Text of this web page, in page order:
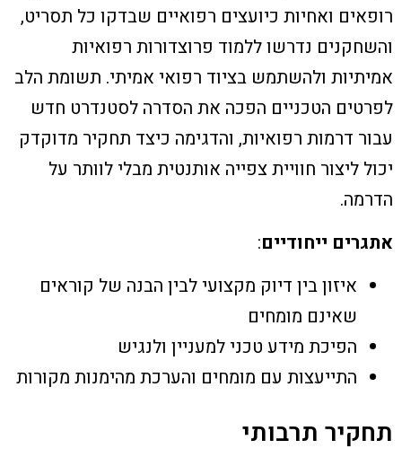
רופאים ואחיות כיועצים רפואיים שבדקו כל תסריט,
והשחקנים נדרשו ללמוד פרוצדורות רפואיות
אמיתיות ולהשתמש בציוד רפואי אמיתי. תשומת הלב
לפרטים הטכניים הפכה את הסדרה לסטנדרט חדש
עבור דרמות רפואיות, והדגימה כיצד תחקיר מדוקדק
יכול ליצור חוויית צפייה אותנטית מבלי לוותר על
הדרמה.
אתגרים ייחודיים:
איזון בין דיוק מקצועי לבין הבנה של קוראים
שאינם מומחים
הפיכת מידע טכני למעניין ולנגיש
התייעצות עם מומחים והערכת מהימנות מקורות
תחקיר תרבותי